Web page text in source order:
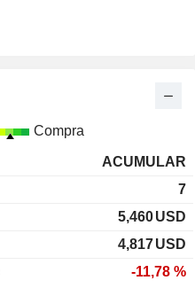
Compra
ACUMULAR
7
5,460USD
4,817USD
-11,78 %